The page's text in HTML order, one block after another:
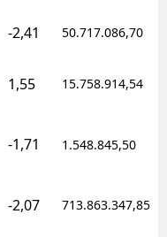
-2,41 50.717.086,70
1,55 15.758.914,54
-1,71 1.548.845,50
-2,07 713.863.347,85